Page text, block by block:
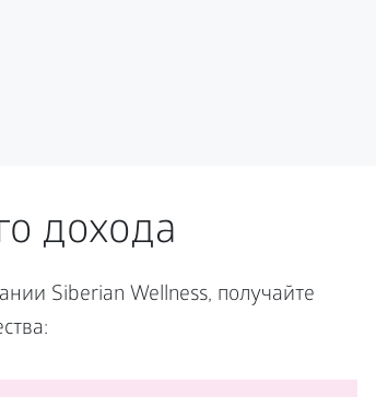
дохода
Siberian Wellness, получайте